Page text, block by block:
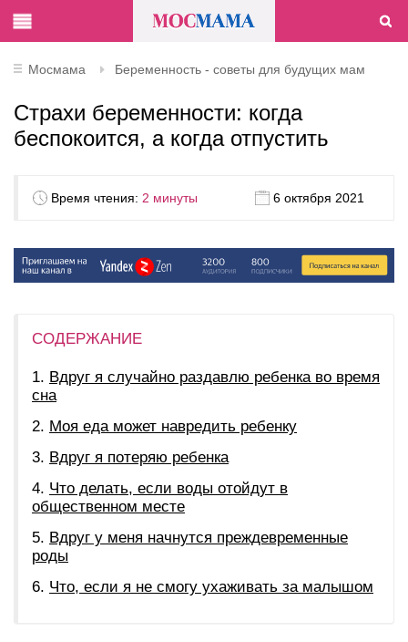
Мосмама Беременность - советы для будущих мам
Страхи беременности: когда
беспокоится, а когда отпустить
Время чтения: 2 минуты 6 октября 2021
СОДЕРЖАНИЕ
Вдруг я случайно раздавлю ребенка во время
сна
Моя еда может навредить ребенку
Вдруг я потеряю ребенка
Что делать, если воды отойдут в
общественном месте
Вдруг у меня начнутся преждевременные
роды
Что, если я не смогу ухаживать за малышом